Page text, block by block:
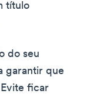
título
do seu
garantir que
ficar